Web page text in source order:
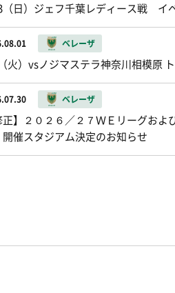
日）ジェフ千葉レディース戦 イ
ベレーザ
火）vsノジマステラ神奈川相模原
ベレーザ
正】２０２６／２７ＷＥリーグお
催スタジアム決定のお知らせ